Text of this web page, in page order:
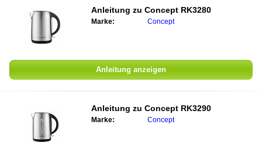
Anleitung zu Concept RK3280
Marke: Concept
Anleitung anzeigen
Anleitung zu Concept RK3290
Marke: Concept